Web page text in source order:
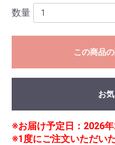
数量
この商品
お
※お届け予定日：2026
※1度にご注文いただい